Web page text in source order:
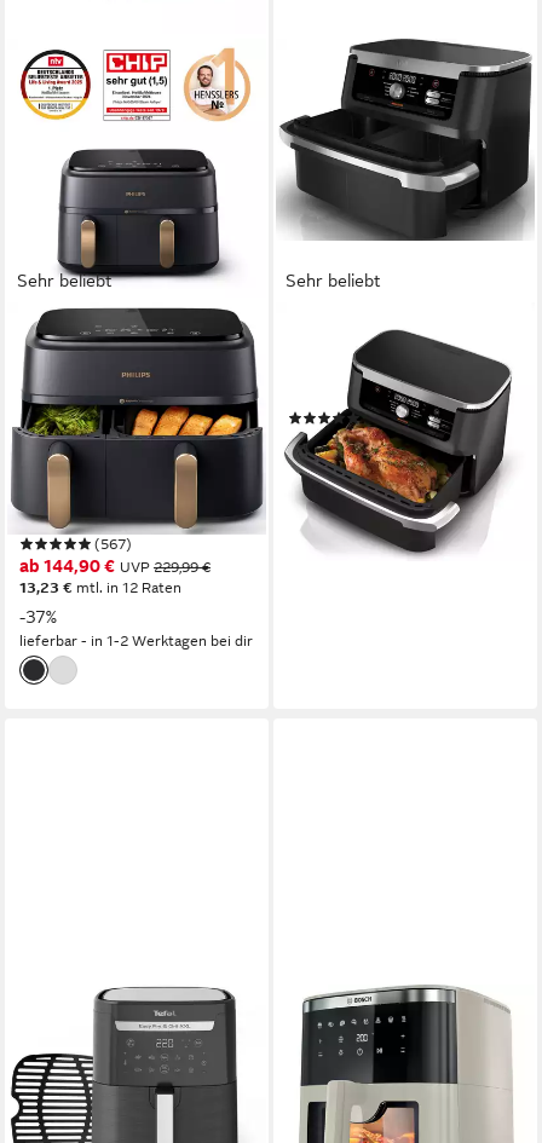
Sehr beliebt
PHILIPS
Heißluftfritteuse 3000 Series
NA352/00, Dual Basket
Airfryer mit 9L Kapazität
(3L+6L)
2750W
40-200 °C
(567)
ab 144,90 € UVP 229,99 €
13,23 € mtl. in 12 Raten
-37%
lieferbar - in 1-2 Werktagen bei dir
Sehr beliebt
Heißluftfritteuse AF500EU
Leistung
(354)
ab 159,00 € UVP269,99 €
nur diesen Monat
14,52 €mtl. in 12 Raten
-41%
lieferbar - in 1-2 Werktagen bei dir